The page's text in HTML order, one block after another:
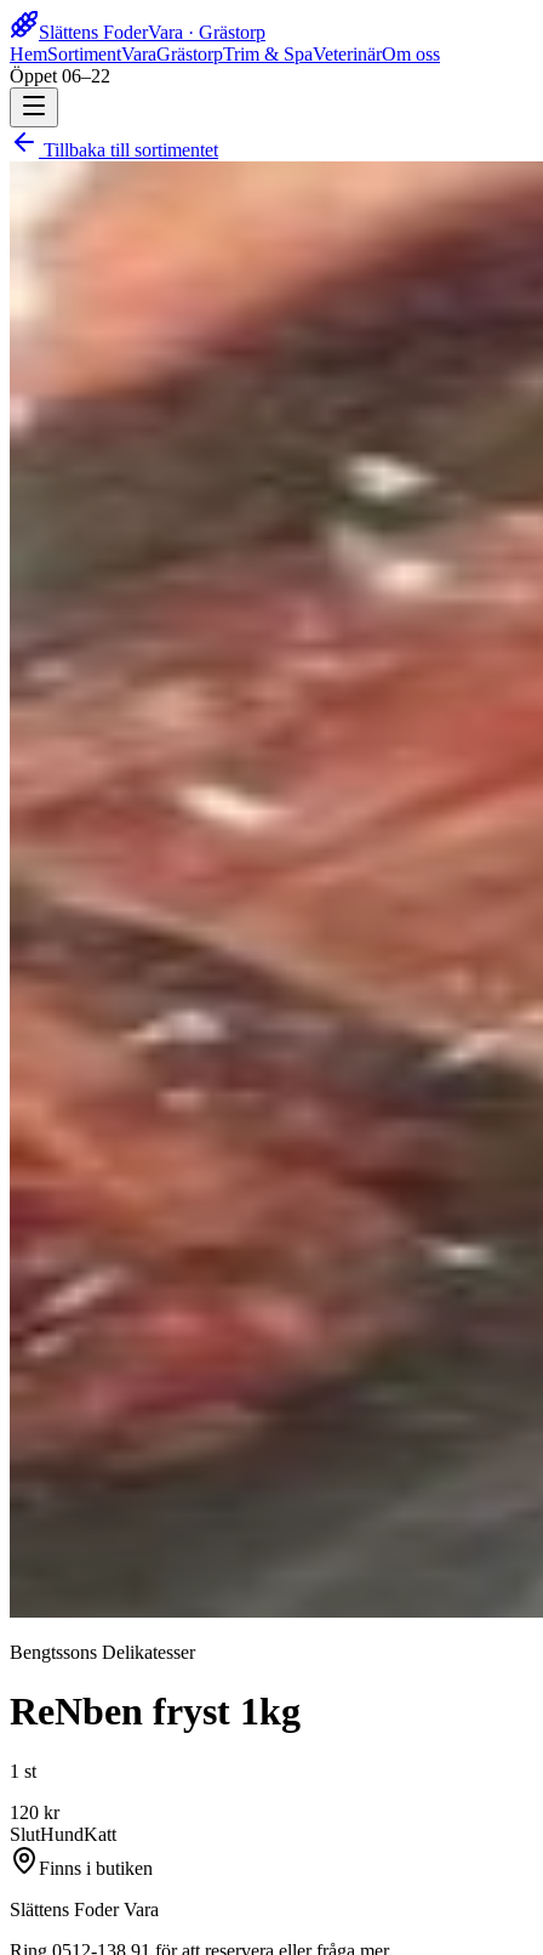
Slättens FoderVara · Grästorp
HemSortimentVaraGrästorpTrim & SpaVeterinärOm oss
Öppet 06–22
Tillbaka till sortimentet
Bengtssons Delikatesser
ReNben fryst 1kg
1 st
120 kr
SlutHundKatt
Finns i butiken
Slättens Foder Vara
Ring 0512-138 91 för att reservera eller fråga mer.